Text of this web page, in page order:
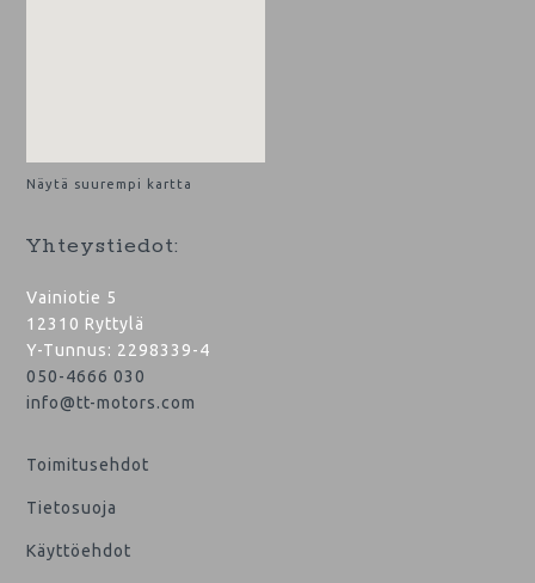
Näytä suurempi kartta
Yhteystiedot:
Vainiotie 5
12310 Ryttylä
Y-Tunnus: 2298339-4
050-4666 030
info@tt-motors.com
Toimitusehdot
Tietosuoja
Käyttöehdot